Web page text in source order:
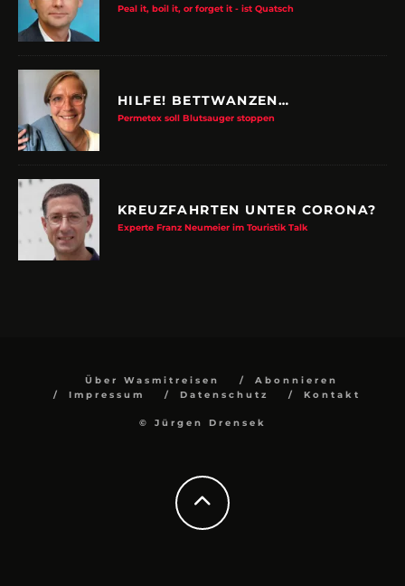
Peal it, boil it, or forget it - ist Quatsch
HILFE! BETTWANZEN…
Permetex soll Blutsauger stoppen
KREUZFAHRTEN UNTER CORONA?
Experte Franz Neumeier im Touristik Talk
Über Wasmitreisen
Abonnieren
Impressum
Datenschutz Kontakt
© Jürgen Drensek